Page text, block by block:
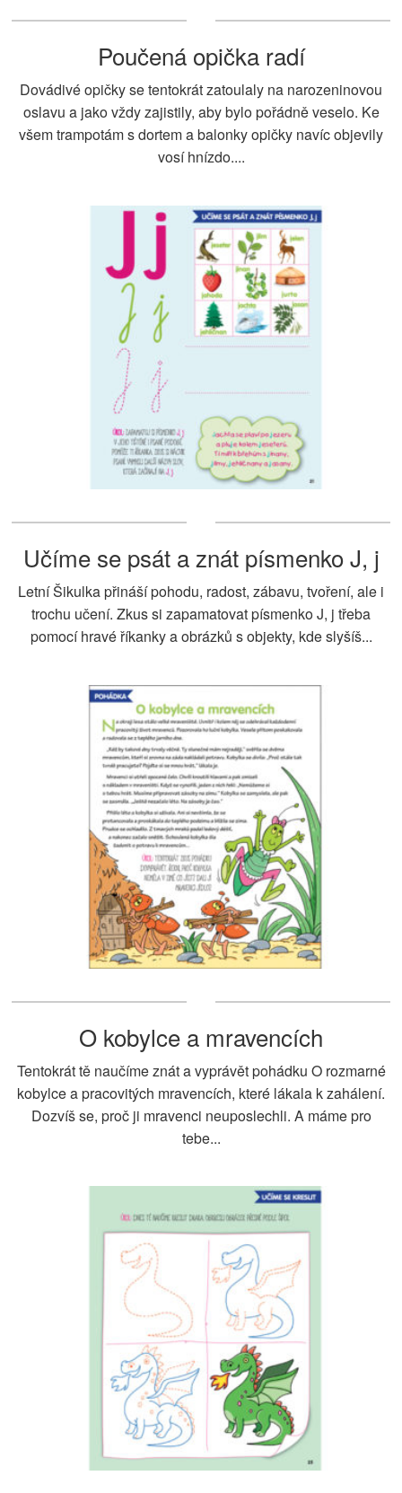
Poučená opička radí
Dovádivé opičky se tentokrát zatoulaly na narozeninovou
oslavu a jako vždy zajistily, aby bylo pořádně veselo. Ke
všem trampotám s dortem a balonky opičky navíc objevily
vosí hnízdo....
Učíme se psát a znát písmenko J, j
Letní Šikulka přináší pohodu, radost, zábavu, tvoření, ale i
trochu učení. Zkus si zapamatovat písmenko J, j třeba
pomocí hravé říkanky a obrázků s objekty, kde slyšíš...
O kobylce a mravencích
Tentokrát tě naučíme znát a vyprávět pohádku O rozmarné
kobylce a pracovitých mravencích, které lákala k zahálení.
Dozvíš se, proč ji mravenci neuposlechli. A máme pro
tebe...